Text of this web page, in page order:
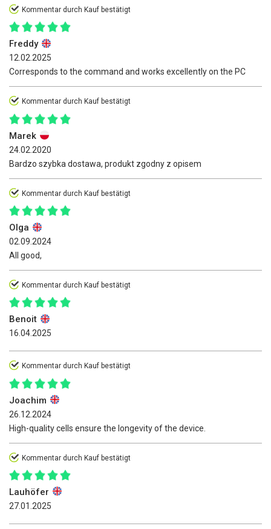
Kommentar durch Kauf bestätigt
Freddy
12.02.2025
Corresponds to the command and works excellently on the PC
Kommentar durch Kauf bestätigt
Marek
24.02.2020
Bardzo szybka dostawa, produkt zgodny z opisem
Kommentar durch Kauf bestätigt
Olga
02.09.2024
All good,
Kommentar durch Kauf bestätigt
Benoit
16.04.2025
Kommentar durch Kauf bestätigt
Joachim
26.12.2024
High-quality cells ensure the longevity of the device.
Kommentar durch Kauf bestätigt
Lauhöfer
27.01.2025